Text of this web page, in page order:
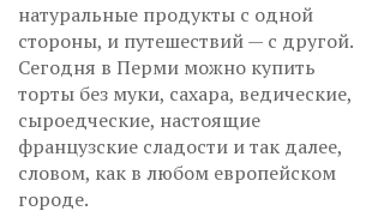
натуральные продукты с одной
стороны, и путешествий — с другой.
Сегодня в Перми можно купить
торты без муки, сахара, ведические,
сыроедческие, настоящие
французские сладости и так далее,
словом, как в любом европейском
городе.